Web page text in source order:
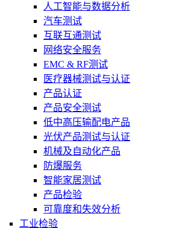
人工智能与数据分析
汽车测试
互联互通测试
网络安全服务
EMC & RF测试
医疗器械测试与认证
产品认证
产品安全测试
低中高压输配电产品
光伏产品测试与认证
机械及自动化产品
防爆服务
智能家居测试
产品检验
可靠度和失效分析
工业检验